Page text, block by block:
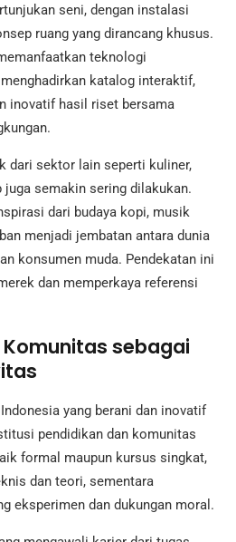
seni, dengan instalasi
ruang yang dirancang khusus.
teknologi
katalog interaktif,
inovatif hasil riset bersama
dari sektor lain seperti kuliner,
semakin sering dilakukan.
dari budaya kopi, musik
menjadi jembatan antara dunia
konsumen muda. Pendekatan ini
dan memperkaya referensi
sebagai
yang berani dan inovatif
pendidikan dan komunitas
formal maupun kursus singkat,
dan teori, sementara
eksperimen dan dukungan moral.